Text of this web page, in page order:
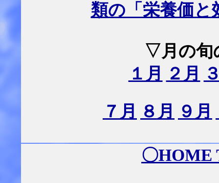
類の「栄養価と
▽月の旬
１月
２月
７月 ８月 ９月
〇HOME